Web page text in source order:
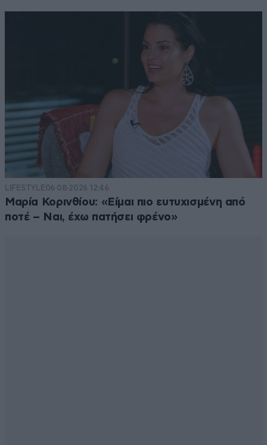
LIFESTYLE06·08·2026 12:46
Μαρία Κορινθίου: «Είμαι πιο ευτυχισμένη από
ποτέ – Ναι, έχω πατήσει φρένο»